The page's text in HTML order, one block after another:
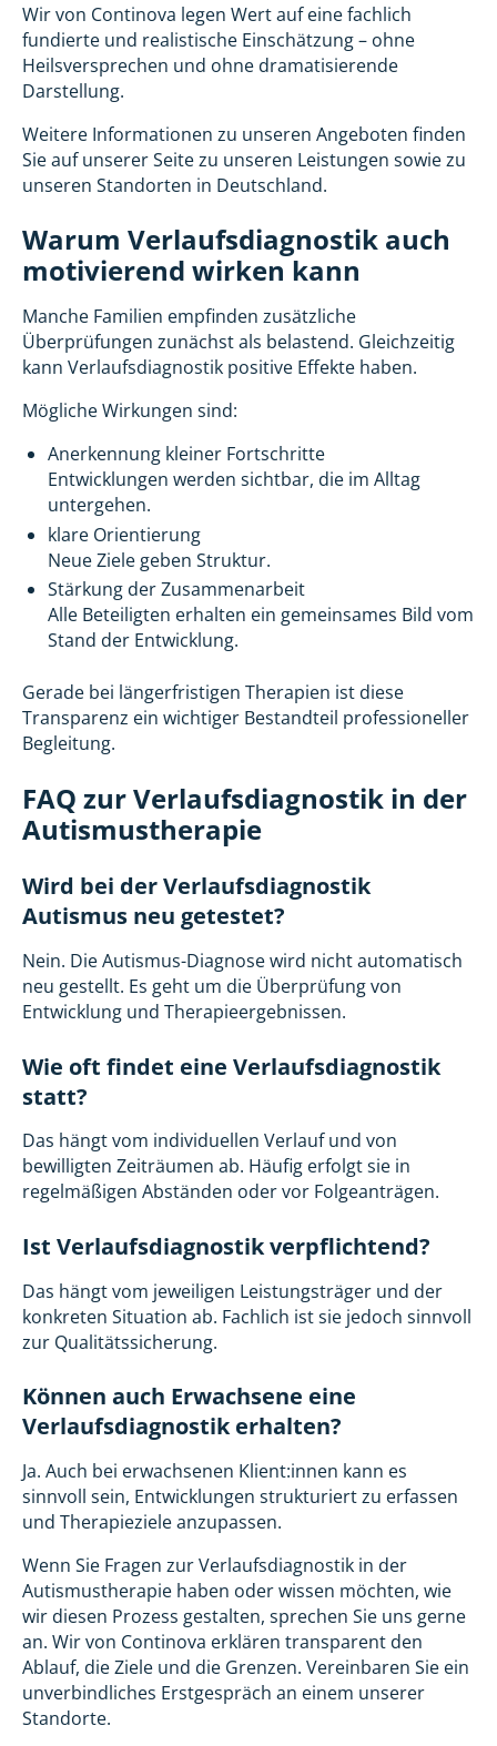
Wir von Continova legen Wert auf eine fachlich
fundierte und realistische Einschätzung – ohne
Heilsversprechen und ohne dramatisierende
Darstellung.
Weitere Informationen zu unseren Angeboten finden
Sie auf unserer Seite zu unseren Leistungen sowie zu
unseren Standorten in Deutschland.
Warum Verlaufsdiagnostik auch
motivierend wirken kann
Manche Familien empfinden zusätzliche
Überprüfungen zunächst als belastend. Gleichzeitig
kann Verlaufsdiagnostik positive Effekte haben.
Mögliche Wirkungen sind:
Anerkennung kleiner Fortschritte
Entwicklungen werden sichtbar, die im Alltag
untergehen.
klare Orientierung
Neue Ziele geben Struktur.
Stärkung der Zusammenarbeit
Alle Beteiligten erhalten ein gemeinsames Bild vom
Stand der Entwicklung.
Gerade bei längerfristigen Therapien ist diese
Transparenz ein wichtiger Bestandteil professioneller
Begleitung.
FAQ zur Verlaufsdiagnostik in der
Autismustherapie
Wird bei der Verlaufsdiagnostik
Autismus neu getestet?
Nein. Die Autismus-Diagnose wird nicht automatisch
neu gestellt. Es geht um die Überprüfung von
Entwicklung und Therapieergebnissen.
Wie oft findet eine Verlaufsdiagnostik
statt?
Das hängt vom individuellen Verlauf und von
bewilligten Zeiträumen ab. Häufig erfolgt sie in
regelmäßigen Abständen oder vor Folgeanträgen.
Ist Verlaufsdiagnostik verpflichtend?
Das hängt vom jeweiligen Leistungsträger und der
konkreten Situation ab. Fachlich ist sie jedoch sinnvoll
zur Qualitätssicherung.
Können auch Erwachsene eine
Verlaufsdiagnostik erhalten?
Ja. Auch bei erwachsenen Klient:innen kann es
sinnvoll sein, Entwicklungen strukturiert zu erfassen
und Therapieziele anzupassen.
Wenn Sie Fragen zur Verlaufsdiagnostik in der
Autismustherapie haben oder wissen möchten, wie
wir diesen Prozess gestalten, sprechen Sie uns gerne
an. Wir von Continova erklären transparent den
Ablauf, die Ziele und die Grenzen. Vereinbaren Sie ein
unverbindliches Erstgespräch an einem unserer
Standorte.